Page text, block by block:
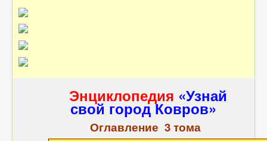
Энциклопедия «Узнай
свой город Ковров»
Оглавление 3 тома